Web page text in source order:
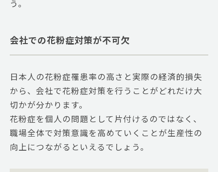
う。
会社での花粉症対策が不可欠
日本人の花粉症罹患率の高さと実際の経済的損失
から、会社で花粉症対策を行うことがどれだけ大
切かが分かります。
花粉症を個人の問題として片付けるのではなく、
職場全体で対策意識を高めていくことが生産性の
向上につながるといえるでしょう。